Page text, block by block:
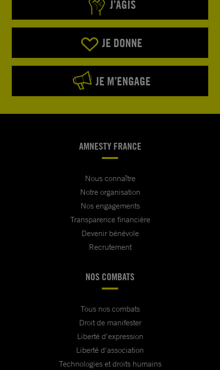
J’AGIS
JE DONNE
JE M’ENGAGE
AMNESTY FRANCE
Nous connaître
Notre organisation
Nos engagements
Transparence financière
Devenir bénévole
Recrutement
NOS COMBATS
Tous nos combats
Droit de manifester
Liberté d'expression
Liberté d'association
Technologies et droits humains